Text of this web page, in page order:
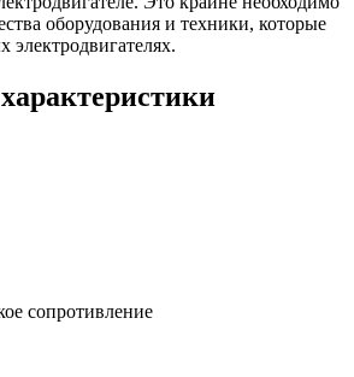
оборудования и техники, которые
электродвигателях.
сопротивление